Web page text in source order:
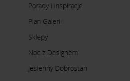
Porady i inspiracje
Plan Galerii
Sklepy
Noc z Designem
Jesienny Dobrostan